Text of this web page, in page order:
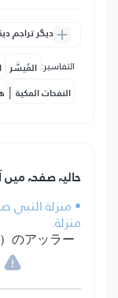
دیگر تراجم
التفاسير: المُيسَّر
النفحات المكية |
حالیہ صفحہ میں
• منزلة النبي
منزلة.
のアッラー